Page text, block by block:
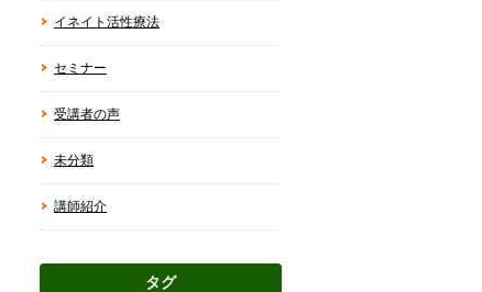
イネイト活性療法
セミナー
受講者の声
未分類
講師紹介
タグ